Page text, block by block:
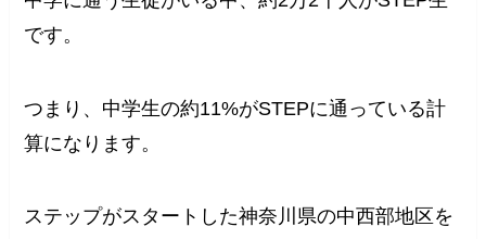
です。
つまり、中学生の約11%がSTEPに通っている計
算になります。
ステップがスタートした神奈川県の中西部地区を